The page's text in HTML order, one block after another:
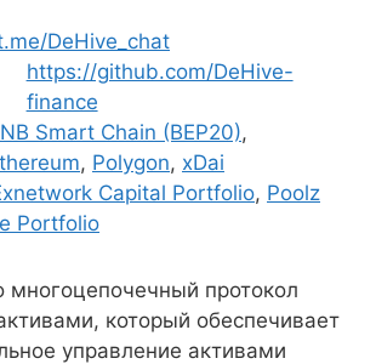
DeHive_chat
https://github.com/DeHive-
finance
Smart Chain (BEP20),
, Polygon, xDai
Capital Portfolio, Poolz
Portfolio
многоцепочечный протокол
который обеспечивает
управление активами